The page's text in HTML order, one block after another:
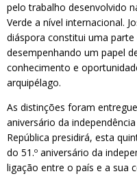
pelo trabalho desenvolvido
Verde a nível internacional.
diáspora constitui uma parte
desempenhando um papel
conhecimento e
arquipélago.
As distinções foram
aniversário da
República presidirá, esta
do 51.º aniversário da
ligação entre o país e a sua